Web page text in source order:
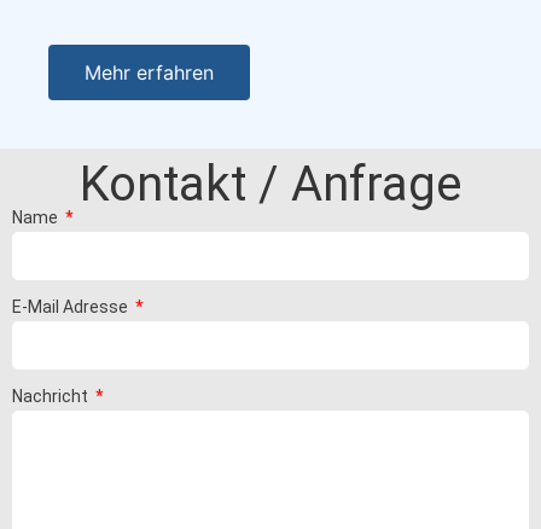
Mehr erfahren
Kontakt / Anfrage
Name
E-Mail Adresse
Nachricht